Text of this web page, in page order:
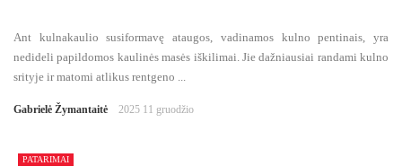
Ant kulnakaulio susiformavę ataugos, vadinamos kulno pentinais, yra
nedideli papildomos kaulinės masės iškilimai. Jie dažniausiai randami kulno
srityje ir matomi atlikus rentgeno ...
Gabrielė Žymantaitė 2025 11 gruodžio
PATARIMAI